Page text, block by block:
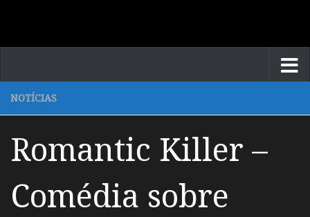
NOTÍCIAS
Romantic Killer –
Comédia sobre